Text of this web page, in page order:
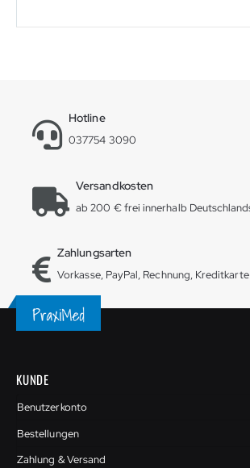
Hotline
037754 3090
Versandkosten
ab 200 € frei innerhalb
Zahlungsarten
Vorkasse, PayPal, Rechnung, Kreditkarte
KUNDE
Benutzerkonto
Bestellungen
Zahlung & Versand